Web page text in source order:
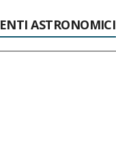
ASTRONOMICI